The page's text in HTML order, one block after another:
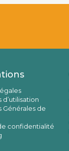
d’utilisation
Générales de
confidentialité